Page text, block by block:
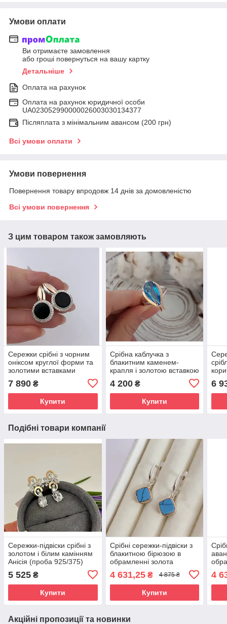
Умови оплати
Ви отримаєте замовлення
або гроші повернуться на вашу картку
Детальніше
Оплата на рахунок
Оплата на рахунок юридичної особи
UA023052990000026003030134377
Післяплата з мінімальним авансом (200 грн)
Всі умови оплати
Умови повернення
Повернення товару впродовж 14 днів за домовленістю
Всі умови повернення
З цим товаром також замовляють
Сережки срібні з чорним
оніксом круглої форми та
золотими вставками
7 890 ₴
Купити
Срібна каблучка з
блакитним каменем-
крапля і золотою вставкою
4 200₴
Купити
6
Подібні товари компанії
Сережки-підвіски срібні з
золотом і білим камінням
Анісія (проба 925/375)
5 525 ₴
Купити
Срібні сережки-підвіски з
блакитною бірюзою в
обрамленні золота
золото 375 проби
4 631,25₴ 4 875 ₴
Купити
4
Акційні пропозиції та новинки